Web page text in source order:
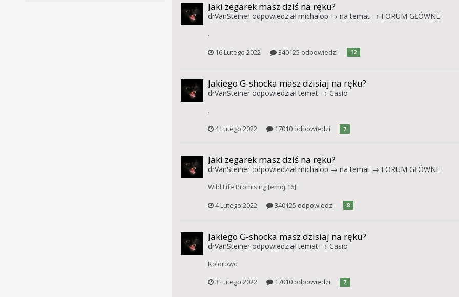
Jaki zegarek masz dziś na ręku?
drVanSteinerodpowiedział michalop → na temat → FORUM GŁÓWNE
.
16 Lutego 2022
340125 odpowiedzi 12
Jakiego G-shocka masz dzisiaj na ręku?
drVanSteinerodpowiedział temat → Casio
.
4 Lutego 2022
17010 odpowiedzi 7
Jaki zegarek masz dziś na ręku?
drVanSteinerodpowiedział michalop → na temat → FORUM GŁÓWNE
Wild Life Promising [emoji16]
4 Lutego 2022
340125 odpowiedzi 8
Jakiego G-shocka masz dzisiaj na ręku?
drVanSteinerodpowiedział temat → Casio
Kolorowo
3 Lutego 2022
17010 odpowiedzi 7